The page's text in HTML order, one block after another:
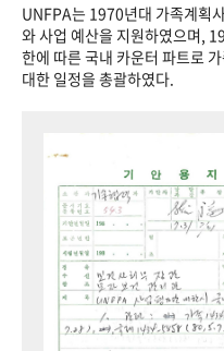
UNFPA는 1970년대 가족계획
와 사업 예산을 지원하였으며,
한에 따른 국내 카운터 파트로
대한 일정을 총괄하였다.